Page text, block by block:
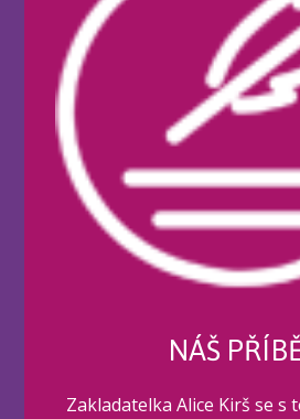
NÁŠ
Zakladatelka Alice Kirš se s